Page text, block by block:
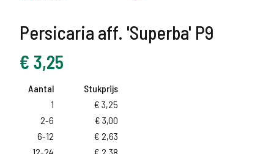
Persicaria aff. 'Superba' P9
€ 3,25
Aantal
Stukprijs
1
€ 3,25
2-6
€ 3,00
6-12
€ 2,63